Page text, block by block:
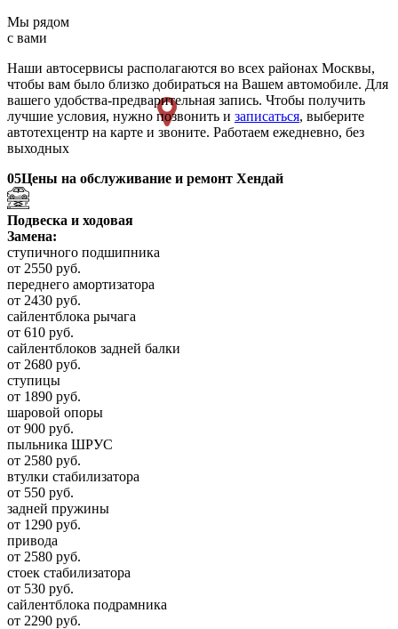
Мы рядом
с вами
Наши автосервисы располагаются во всех районах Москвы,
чтобы вам было близко добираться на Вашем автомобиле. Для
вашего удобства-предварительная запись. Чтобы получить
лучшие условия, нужно позвонить и записаться, выберите
автотехцентр на карте и звоните. Работаем ежедневно, без
выходных
05Цены на обслуживание и ремонт Хендай
Подвеска и ходовая
Замена:
ступичного подшипника
от 2550 руб.
переднего амортизатора
от 2430 руб.
сайлентблока рычага
от 610 руб.
сайлентблоков задней балки
от 2680 руб.
ступицы
от 1890 руб.
шаровой опоры
от 900 руб.
пыльника ШРУС
от 2580 руб.
втулки стабилизатора
от 550 руб.
задней пружины
от 1290 руб.
привода
от 2580 руб.
стоек стабилизатора
от 530 руб.
сайлентблока подрамника
от 2290 руб.